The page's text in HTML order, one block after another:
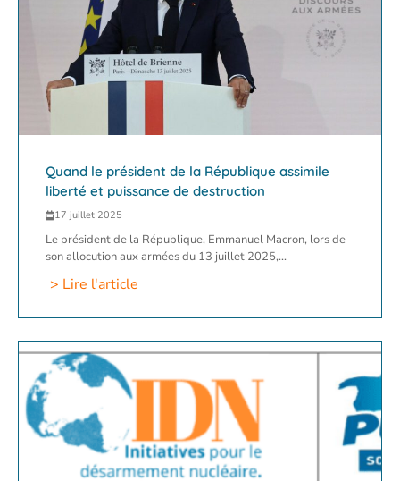
Quand le président de la République assimile
liberté et puissance de destruction
17 juillet 2025
Le président de la République, Emmanuel Macron, lors de
son allocution aux armées du 13 juillet 2025,...
> Lire l'article